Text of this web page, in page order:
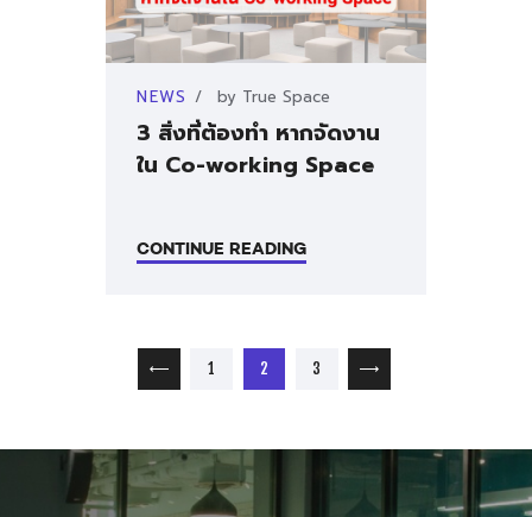
NEWS by True Space
3 สิ่งที่ต้องทำ หากจัดงาน
ใน Co-working Space
CONTINUE READING
เมนูนำทาง เรื่อง
<
PAGE
1 PAGE
2 PAGE
3